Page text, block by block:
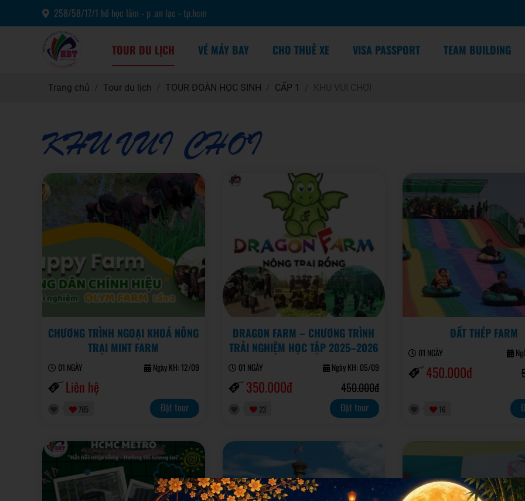
258/58/17/1 hồ học lãm - p .an lạc - tp.hcm
TOUR DU LỊCH VÉ MÁY BAY CHO THUÊ XE VISA PASSPORT TEAM BUILDING
Trang chủ Tour du lịch TOUR ĐOÀN HỌC SINH CẤP 1 KHU VUI CHƠI
KHU VUI CHƠI
CHƯƠNG TRÌNH NGOẠI KHOÁ NÔNG
TRẠI MINT FARM
01 NGÀY Ngày KH: 12/09
Liên hệ
785 Đặt tour
DRAGON FARM – CHƯƠNG TRÌNH
TRẢI NGHIỆM HỌC TẬP 2025–2026
01 NGÀY Ngày KH: 05/09
350.000đ 450.000đ
23 Đặt tour
ĐẤT THÉP FARM
01 NGÀY
450.000đ
16